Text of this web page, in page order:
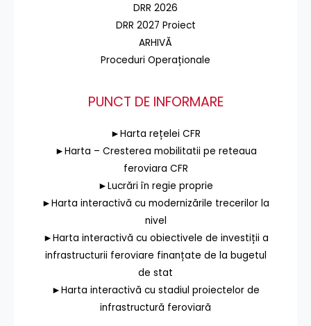
DRR 2026
DRR 2027 Proiect
ARHIVĂ
Proceduri Operaționale
PUNCT DE INFORMARE
►Harta rețelei CFR
►Harta – Cresterea mobilitatii pe reteaua
feroviara CFR
►Lucrări în regie proprie
►Harta interactivă cu modernizările trecerilor la
nivel
►Harta interactivă cu obiectivele de investiții a
infrastructurii feroviare finanțate de la bugetul
de stat
►Harta interactivă cu stadiul proiectelor de
infrastructură feroviară